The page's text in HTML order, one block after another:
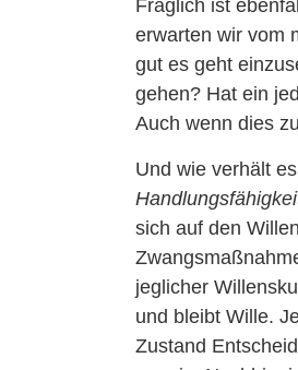
Fraglich ist
erwarten wir vom
gut es geht
gehen? Hat ein
Auch wenn dies
Und wie verhält
sich auf den
jeglicher
und bleibt Wille.
Zustand